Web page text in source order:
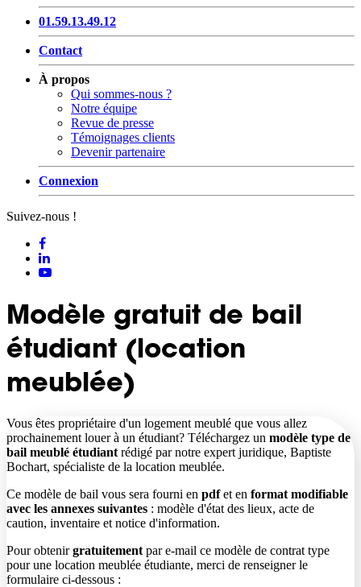
01.59.13.49.12
Contact
À propos
Qui sommes-nous ?
Notre équipe
Revue de presse
Témoignages clients
Devenir partenaire
Connexion
Suivez-nous !
Modèle gratuit de bail
étudiant (location
meublée)
Vous êtes propriétaire d'un logement meublé que vous allez
prochainement louer à un étudiant? Téléchargez un modèle type de
bail meublé étudiant rédigé par notre expert juridique, Baptiste
Bochart, spécialiste de la location meublée.
Ce modèle de bail vous sera fourni en pdfet en format modifiable
avec les annexes suivantes : modèle d'état des lieux, acte de
caution, inventaire et notice d'information.
Pour obtenirgratuitement par e-mail ce modèle de contrat type
pour une location meublée étudiante, merci de renseigner le
formulaire ci-dessous :